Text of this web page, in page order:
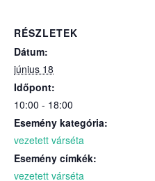
RÉSZLETEK
Dátum:
június 18
Időpont:
10:00 - 18:00
Esemény kategória:
vezetett várséta
Esemény címkék:
vezetett várséta